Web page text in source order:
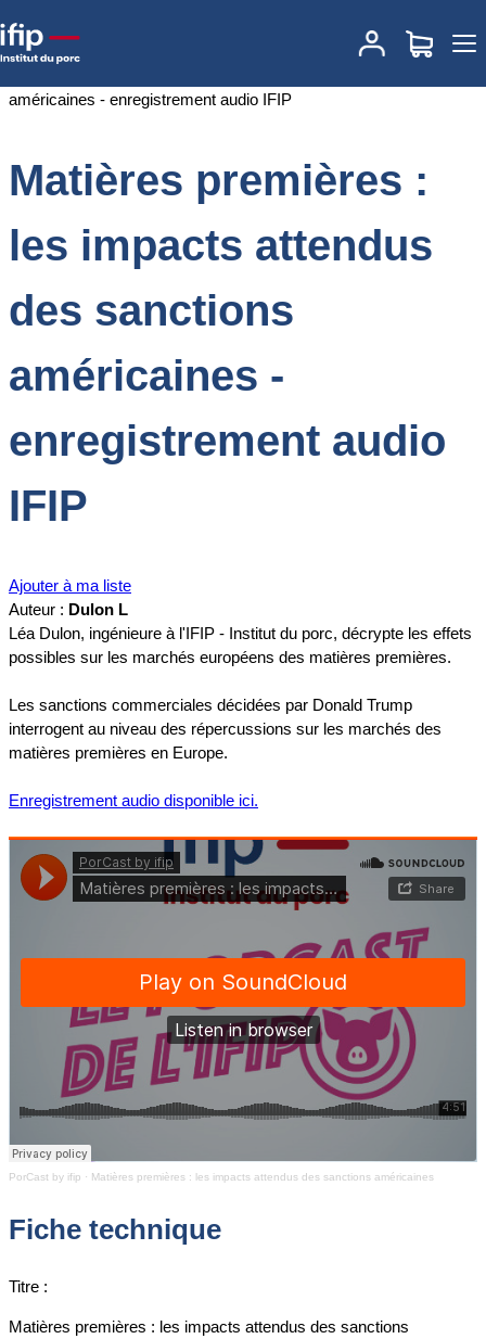
Accueil
Matières premières : les impacts
attendus des sanctions américaines - enregistrement audio IFIP
Matières premières :
les impacts attendus
des sanctions
américaines -
enregistrement audio
IFIP
Ajouter à ma liste
Auteur : Dulon L
Léa Dulon, ingénieure à l'IFIP - Institut du porc, décrypte les effets
possibles sur les marchés européens des matières premières.
Les sanctions commerciales décidées par Donald Trump
interrogent au niveau des répercussions sur les marchés des
matières premières en Europe.
Enregistrement audio disponible ici.
PorCast by ifip · Matières premières : les impacts attendus des sanctions américaines
Fiche technique
Titre :
Matières premières : les impacts attendus des sanctions